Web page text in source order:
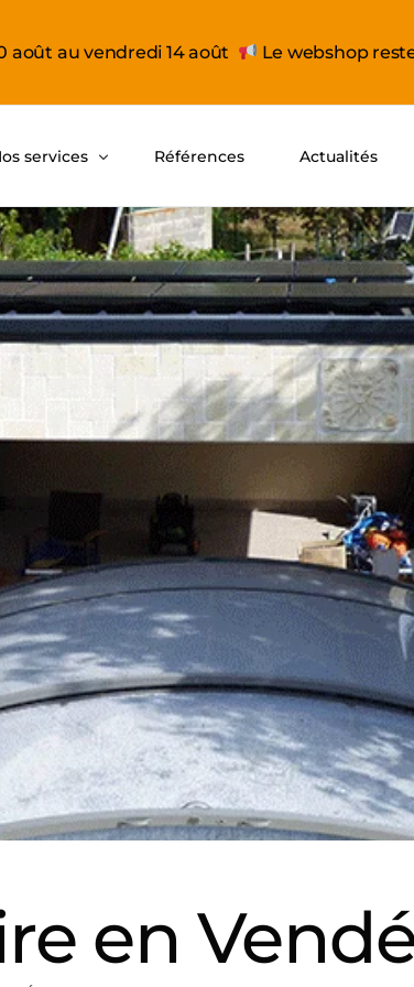
août au vendredi 14 août Le webshop
services
études
et webinaires
technique
Références Actualités
en